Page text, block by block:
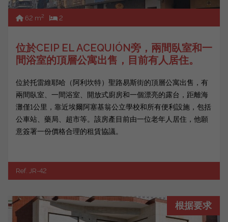
62 m2 2
位於CEIP EL ACEQUIÓN旁，兩間臥室和一
間浴室的頂層公寓出售，目前有人居住。
位於托雷維耶哈（阿利坎特）聖路易斯街的頂層公寓出售，有
兩間臥室、一間浴室、開放式廚房和一個漂亮的露台，距離海
灘僅1公里，靠近埃爾阿塞基翁公立學校和所有便利設施，包括
公車站、藥局、超市等。該房產目前由一位老年人居住，他願
意簽署一份價格合理的租賃協議。
Ref. JR-42
根据要求